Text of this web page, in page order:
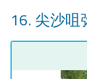
尖沙咀